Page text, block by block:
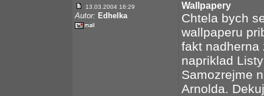
13.03.2004 16:29
Autor: Edhelka
Wallpapery
Chtela bych
wallpaperu
fakt nadherna
napriklad
Samozrejme
Arnolda.